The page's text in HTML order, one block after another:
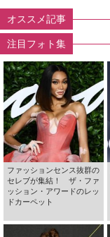
オススメ記事
注目フォト集
ファッションセンス抜群の
セレブが集結！ ザ・ファ
ッション・アワードのレッ
ドカーペット